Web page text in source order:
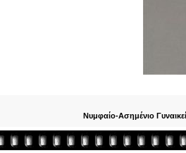
Νυμφαίο-Ασημένιο